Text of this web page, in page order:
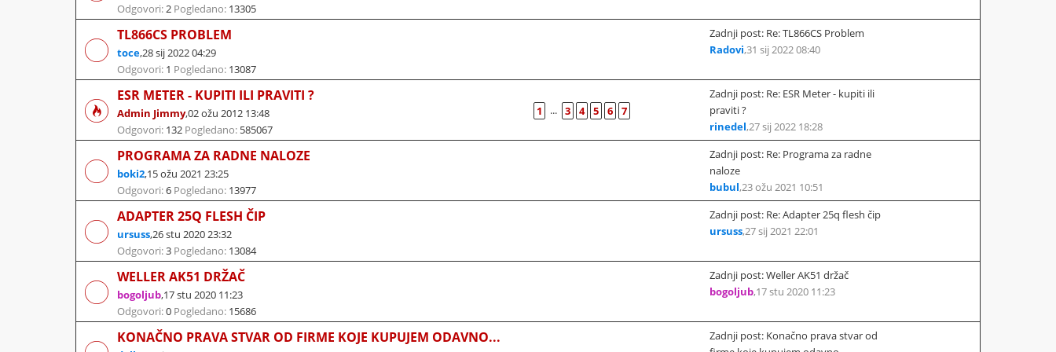
Odgovori:2 Pogledano: 13305
TL866CS PROBLEM
toce,28 sij 2022 04:29
Odgovori: 1 Pogledano: 13087
Zadnji post: Re: TL866CS Problem
Radovi,31 sij 2022 08:40
ESR METER - KUPITI ILI PRAVITI ?
Admin Jimmy,02 ožu 2012 13:48
Odgovori: 132 Pogledano: 585067
1 ... 3 4 5 6 7
Zadnji post: Re: ESR Meter - kupiti ili
praviti ?
rinedel,27 sij 2022 18:28
PROGRAMA ZA RADNE NALOZE
boki2,15 ožu 2021 23:25
Odgovori:6 Pogledano: 13977
Zadnji post: Re: Programa za radne
naloze
bubul,23 ožu 2021 10:51
ADAPTER 25Q FLESH ČIP
ursuss,26 stu 2020 23:32
Odgovori:3 Pogledano: 13084
Zadnji post: Re: Adapter 25q flesh čip
ursuss,27 sij 2021 22:01
WELLER AK51 DRŽAČ
bogoljub,17 stu 2020 11:23
Odgovori:0 Pogledano: 15686
Zadnji post: Weller AK51 držač
bogoljub,17 stu 2020 11:23
KONAČNO PRAVA STVAR OD FIRME KOJE KUPUJEM ODAVNO...
Zadnji post: Konačno prava stvar od